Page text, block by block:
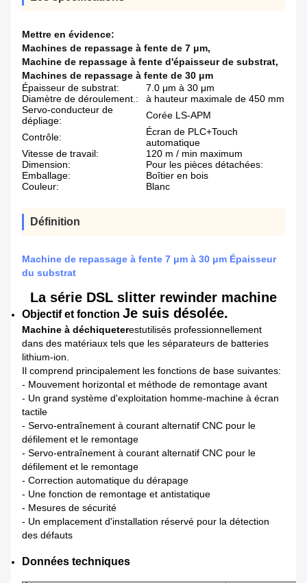
Mettre en évidence:
Machines de repassage à fente de 7 μm,
Machine de repassage à fente d'épaisseur de substrat,
Machines de repassage à fente de 30 μm
Épaisseur de substrat:
7.0 μm à 30 μm
Diamètre de déroulement.:
à hauteur maximale de 450 mm
Servo-conducteur de
dépliage:
Corée LS-APM
Contrôle:
Écran de PLC+Touch
automatique
Vitesse de travail:
120 m / min maximum
Dimension:
Pour les pièces détachées:
Emballage:
Boîtier en bois
Couleur:
Blanc
Définition
Machine de repassage à fente 7 μm à 30 μm Épaisseur
du substrat
La série DSL slitter rewinder machine
Objectif et fonction Je suis désolée.
Machine à déchiqueterestutilisés professionnellement
dans des matériaux tels que les séparateurs de batteries
lithium-ion.
Il comprend principalement les fonctions de base suivantes:
- Mouvement horizontal et méthode de remontage avant
- Un grand système d'exploitation homme-machine à écran
tactile
- Servo-entraînement à courant alternatif CNC pour le
défilement et le remontage
- Servo-entraînement à courant alternatif CNC pour le
défilement et le remontage
- Correction automatique du dérapage
- Une fonction de remontage et antistatique
- Mesures de sécurité
- Un emplacement d'installation réservé pour la détection
des défauts
Données techniques